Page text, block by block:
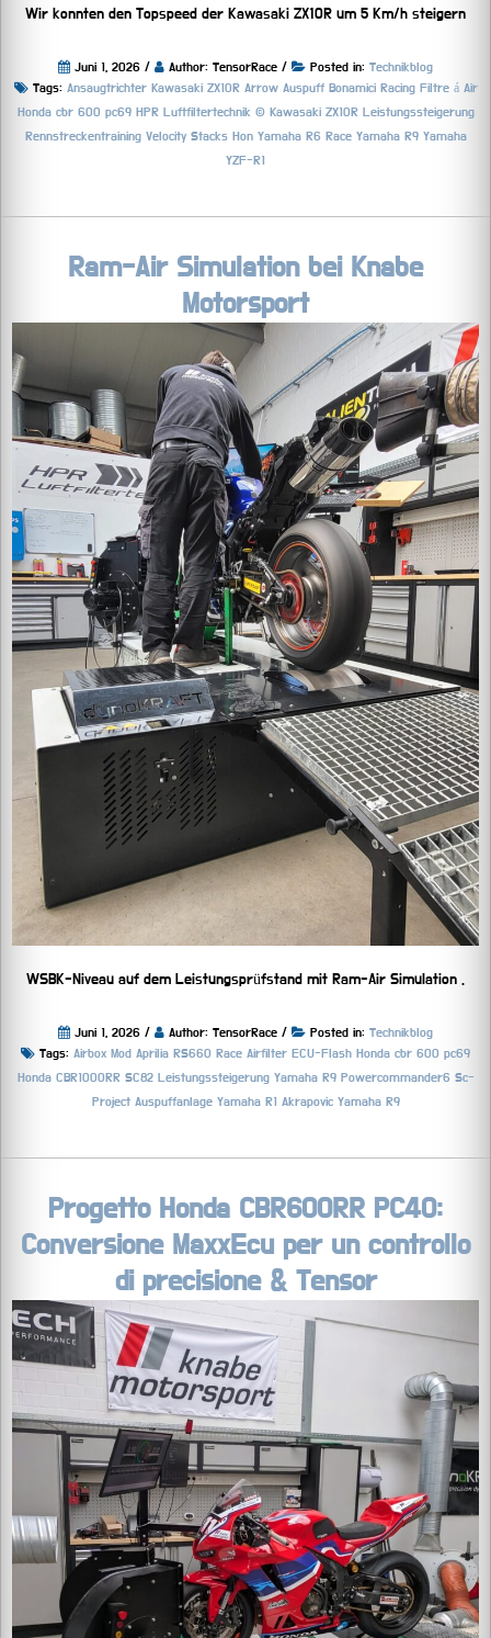
Wir konnten den Topspeed der Kawasaki ZX10R um 5 Km/h steigern
Juni 1, 2026 / Author: TensorRace / Posted in: Technikblog
Tags: Ansaugtrichter Kawasaki ZX10R Arrow Auspuff Bonamici Racing Filtre á Air
Honda cbr 600 pc69 HPR Luftfiltertechnik © Kawasaki ZX10R Leistungssteigerung
Rennstreckentraining Velocity Stacks Hon Yamaha R6 Race Yamaha R9 Yamaha
YZF-R1
Ram-Air Simulation bei Knabe
Motorsport
WSBK-Niveau auf dem Leistungsprüfstand mit Ram-Air Simulation .
Juni 1, 2026 / Author: TensorRace / Posted in: Technikblog
Tags: Airbox Mod Aprilia RS660 Race Airfilter ECU-Flash Honda cbr 600 pc69
Honda CBR1000RR SC82 Leistungssteigerung Yamaha R9 Powercommander6 Sc-
Project Auspuffanlage Yamaha R1 Akrapovic Yamaha R9
Progetto Honda CBR600RR PC40:
Conversione MaxxEcu per un controllo
di precisione & Tensor